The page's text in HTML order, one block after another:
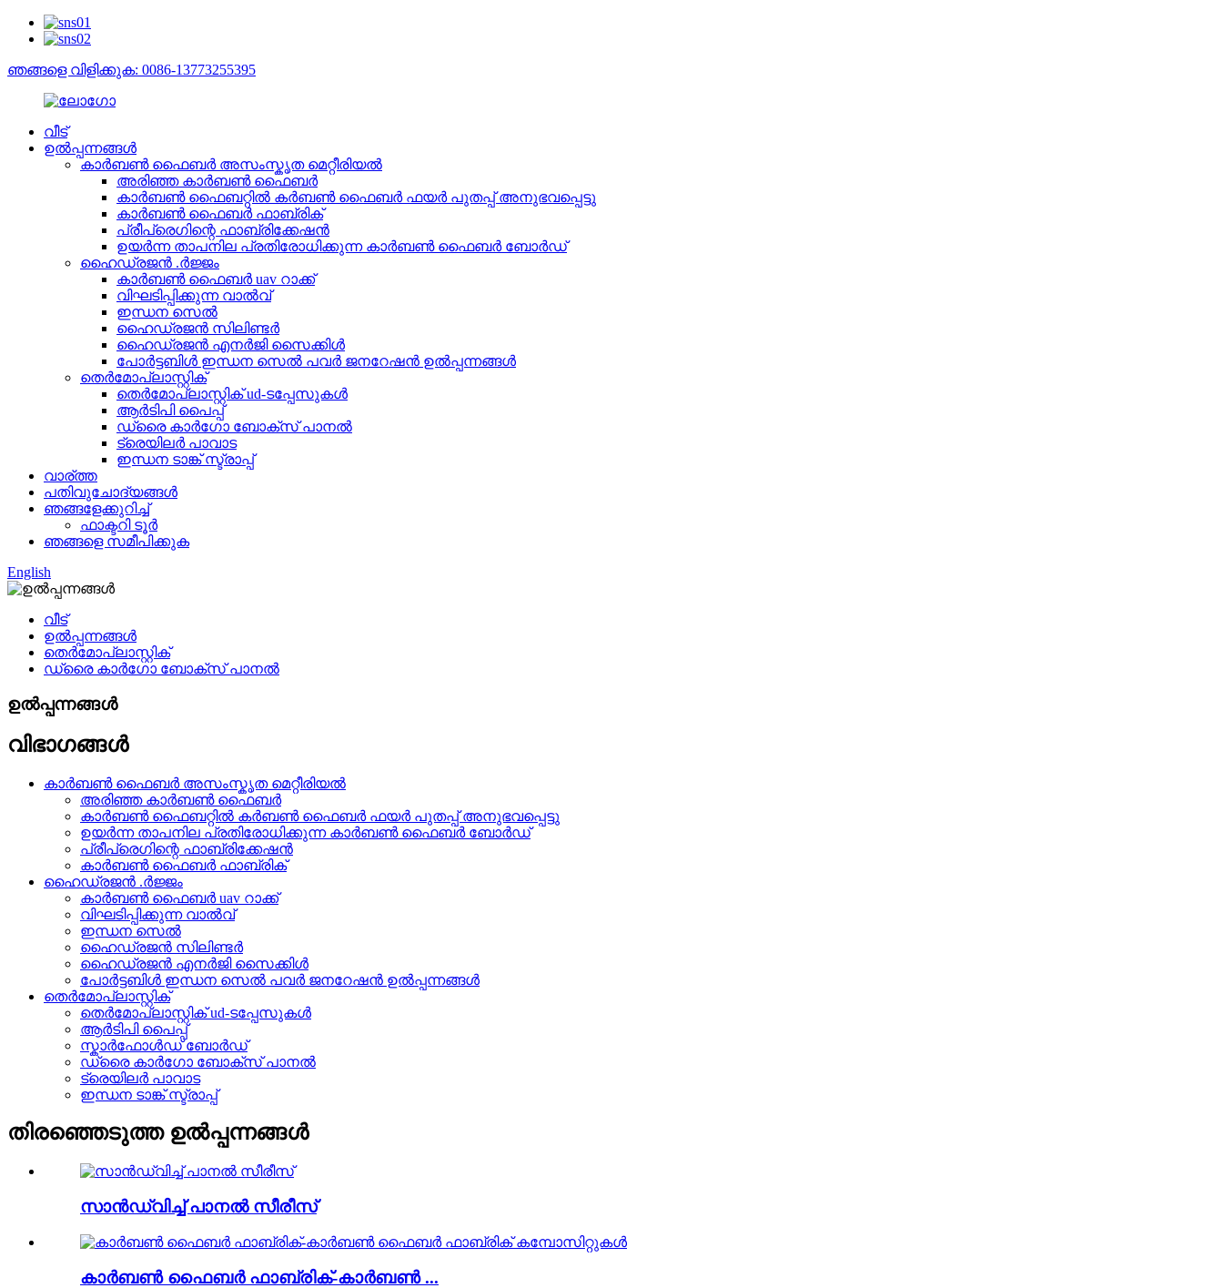
ഞങ്ങളെ വിളിക്കുക: 0086-13773255395
വീട്
ഉൽപ്പന്നങ്ങൾ
കാർബൺ ഫൈബർ അസംസ്കൃത മെറ്റീരിയൽ
അരിഞ്ഞ കാർബൺ ഫൈബർ
കാർബൺ ഫൈബറ്റിൽ കർബൺ ഫൈബർ ഫയർ പുതപ്പ് അനുഭവപ്പെട്ടു
കാർബൺ ഫൈബർ ഫാബ്രിക്
പ്രീപ്രെഗിന്റെ ഫാബ്രിക്കേഷൻ
ഉയർന്ന താപനില പ്രതിരോധിക്കുന്ന കാർബൺ ഫൈബർ ബോർഡ്
ഹൈഡ്രജൻ .ർജ്ജം
കാർബൺ ഫൈബർ uav റാക്ക്
വിഘടിപ്പിക്കുന്ന വാൽവ്
ഇന്ധന സെൽ
ഹൈഡ്രജൻ സിലിണ്ടർ
ഹൈഡ്രജൻ എനർജി സൈക്കിൾ
പോർട്ടബിൾ ഇന്ധന സെൽ പവർ ജനറേഷൻ ഉൽപ്പന്നങ്ങൾ
തെർമോപ്ലാസ്റ്റിക്
തെർമോപ്ലാസ്റ്റിക് ud-ടപ്പേസുകൾ
ആർടിപി പൈപ്പ്
ഡ്രൈ കാർഗോ ബോക്സ് പാനൽ
ട്രെയിലർ പാവാട
ഇന്ധന ടാങ്ക് സ്ട്രാപ്പ്
വാര്ത്ത
പതിവുചോദ്യങ്ങൾ
ഞങ്ങളേക്കുറിച്ച്
ഫാക്ടറി ടൂർ
ഞങ്ങളെ സമീപിക്കുക
English
വീട്
ഉൽപ്പന്നങ്ങൾ
തെർമോപ്ലാസ്റ്റിക്
ഡ്രൈ കാർഗോ ബോക്സ് പാനൽ
ഉൽപ്പന്നങ്ങൾ
വിഭാഗങ്ങൾ
കാർബൺ ഫൈബർ അസംസ്കൃത മെറ്റീരിയൽ
അരിഞ്ഞ കാർബൺ ഫൈബർ
കാർബൺ ഫൈബറ്റിൽ കർബൺ ഫൈബർ ഫയർ പുതപ്പ് അനുഭവപ്പെട്ടു
ഉയർന്ന താപനില പ്രതിരോധിക്കുന്ന കാർബൺ ഫൈബർ ബോർഡ്
പ്രീപ്രെഗിന്റെ ഫാബ്രിക്കേഷൻ
കാർബൺ ഫൈബർ ഫാബ്രിക്
ഹൈഡ്രജൻ .ർജ്ജം
കാർബൺ ഫൈബർ uav റാക്ക്
വിഘടിപ്പിക്കുന്ന വാൽവ്
ഇന്ധന സെൽ
ഹൈഡ്രജൻ സിലിണ്ടർ
ഹൈഡ്രജൻ എനർജി സൈക്കിൾ
പോർട്ടബിൾ ഇന്ധന സെൽ പവർ ജനറേഷൻ ഉൽപ്പന്നങ്ങൾ
തെർമോപ്ലാസ്റ്റിക്
തെർമോപ്ലാസ്റ്റിക് ud-ടപ്പേസുകൾ
ആർടിപി പൈപ്പ്
സ്കാർഫോൾഡ് ബോർഡ്
ഡ്രൈ കാർഗോ ബോക്സ് പാനൽ
ട്രെയിലർ പാവാട
ഇന്ധന ടാങ്ക് സ്ട്രാപ്പ്
തിരഞ്ഞെടുത്ത ഉൽപ്പന്നങ്ങൾ
സാൻഡ്വിച്ച് പാനൽ സീരീസ്
കാർബൺ ഫൈബർ ഫാബ്രിക്-കാർബൺ ...